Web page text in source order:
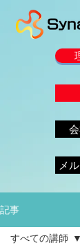
メ
記事
すべての講師